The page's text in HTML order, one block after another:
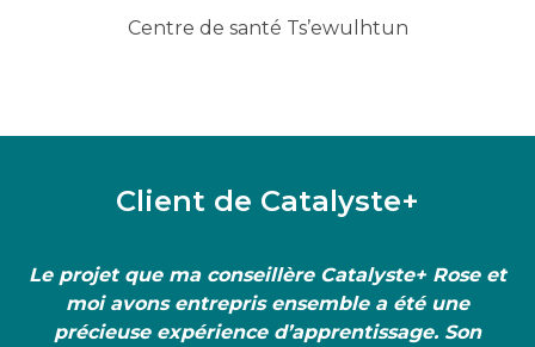
Centre de santé Ts’ewulhtun
Client de Catalyste+
Le projet que ma conseillère Catalyste+ Rose et
moi avons entrepris ensemble a été une
précieuse expérience d’apprentissage. Son